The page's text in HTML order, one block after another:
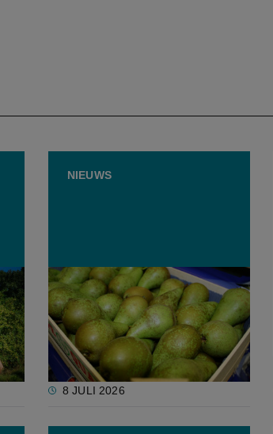
NIEUWS
Ondanks hagel en hittegolf
mooie perenoogst verwacht
8 JULI 2026